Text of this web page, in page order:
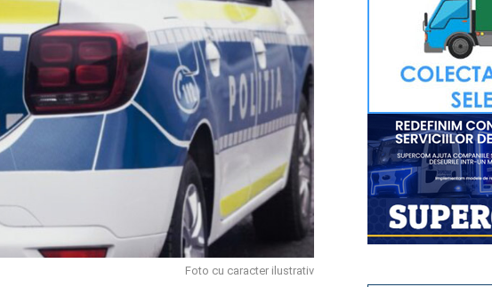
Foto cu caracter ilustrativ